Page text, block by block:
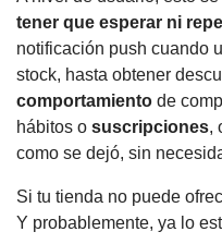
tener que esperar ni
notificación push cuando
stock, hasta obtener
comportamiento de
hábitos o suscripciones,
como se dejó, sin
Si tu tienda no puede
Y probablemente, ya lo